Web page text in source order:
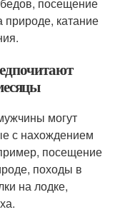
природе, катание
могут
с нахождением
посещение
походы в
на лодке,